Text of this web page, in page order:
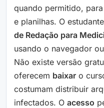
quando permitido, para
e planilhas. O
de Redação para
usando o navegador
Não existe versão
oferecem baixar o
costumam distribuir
infectados. O acesso